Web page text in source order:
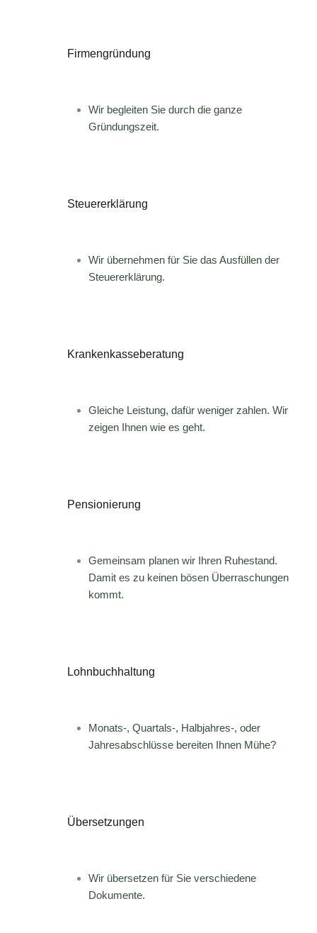
Firmengründung
Wir begleiten Sie durch die ganze
Gründungszeit.
Steuererklärung
Wir übernehmen für Sie das Ausfüllen der
Steuererklärung.
Krankenkasseberatung
Gleiche Leistung, dafür weniger zahlen. Wir
zeigen Ihnen wie es geht.
Pensionierung
Gemeinsam planen wir Ihren Ruhestand.
Damit es zu keinen bösen Überraschungen
kommt.
Lohnbuchhaltung
Monats-, Quartals-, Halbjahres-, oder
Jahresabschlüsse bereiten Ihnen Mühe?
Übersetzungen
Wir übersetzen für Sie verschiedene
Dokumente.